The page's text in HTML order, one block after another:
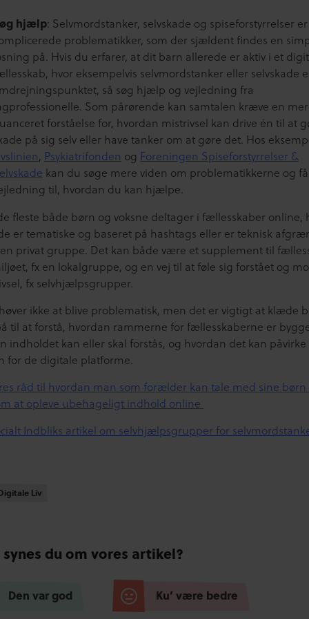
hjælp: Selvmordstanker, selvskade og spiseforstyrrelser er
problematikker, som der sjældent findes en
på. Hvis du erfarer, at dit barn allerede er aktiv i et
hvor eksempelvis selvmordstanker eller selvskade
så søg hjælp og vejledning fra
Som pårørende kan samtalen kræve en
forståelse for, hvordan mistrivsel kan drive én til at
på sig selv eller have tanker om at gøre det. Hos
, Psykiatrifonden og Foreningen Spiseforstyrrelser &
kan du søge mere viden om problematikkerne og få
til, hvordan du kan hjælpe.
fleste både børn og voksne deltager i fællesskaber online,
er tematiske og baseret på hashtags eller er teknisk
privat gruppe. Det kan både være et supplement til
fx en lokalgruppe, og en vej til at føle sig forstået og
fx selvhjælpsgrupper.
ikke at blive problematisk, men det er vigtigt at klæde
til at forstå, hvordan rammerne for fællesskaberne er
indholdet kan eller skal forstås, og hvordan det kan påvirke
for de digitale platforme.
råd til hvordan man som forælder kan tale med sine børn
at opleve ubehageligt indhold online
Indbliks artikel om selvhjælpsgrupper for
Liv
Liv
synes du om vores artikel?
Den var god Ku’ være bedre